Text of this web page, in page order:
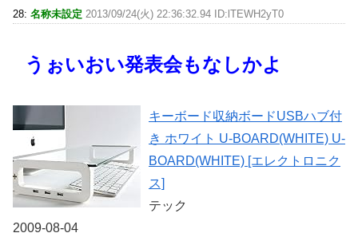
28: 名称未設定 2013/09/24(火) 22:36:32.94 ID:lTEWH2yT0
うぉいおい発表会もなしかよ
キーボード収納ボードUSBハブ付
き ホワイト U-BOARD(WHITE) U-
BOARD(WHITE) [エレクトロニク
ス]
テック
2009-08-04